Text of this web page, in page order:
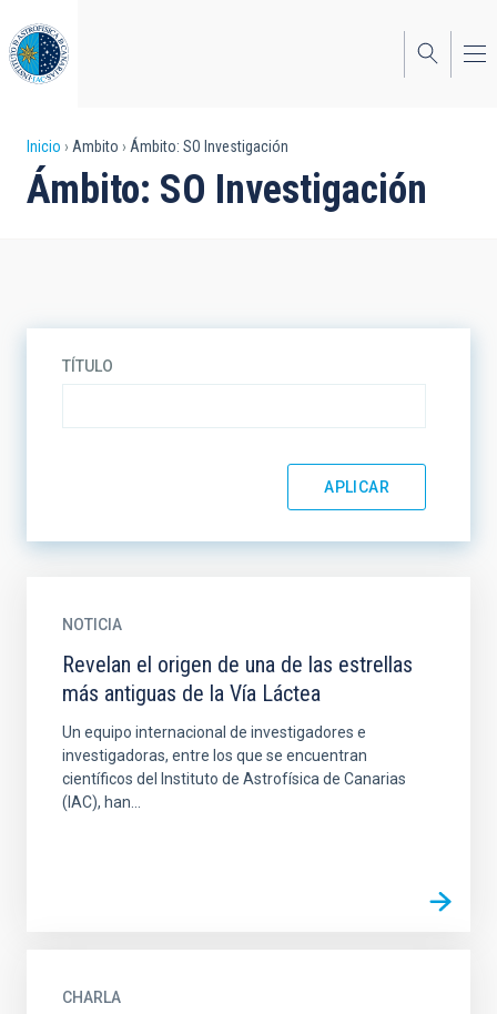
al
contenido
principal
Sobrescribir
enlaces
navegación
Inicio Ambito Ámbito: SO Investigación
Ámbito: SO Investigación
TÍTULO
NOTICIA
Revelan el origen de una de las estrellas
más antiguas de la Vía Láctea
Un equipo internacional de investigadores e
investigadoras, entre los que se encuentran
científicos del Instituto de Astrofísica de Canarias
(IAC), han...
CHARLA